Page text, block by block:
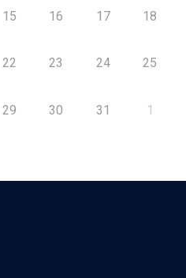
15 16 17 18
22 23 24 25
29 30 31 1